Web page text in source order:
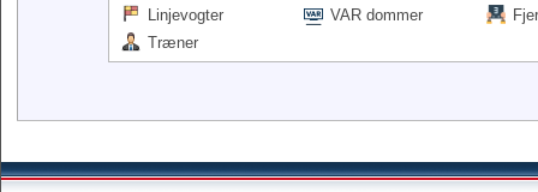
Linjevogter
VAR dommer
Træner